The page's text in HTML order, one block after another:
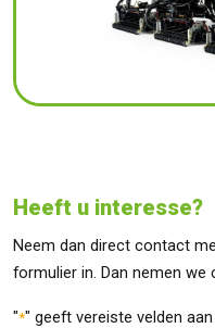
Heeft u interesse?
Neem dan direct contact
formulier in. Dan nemen
"*" geeft vereiste velden aan